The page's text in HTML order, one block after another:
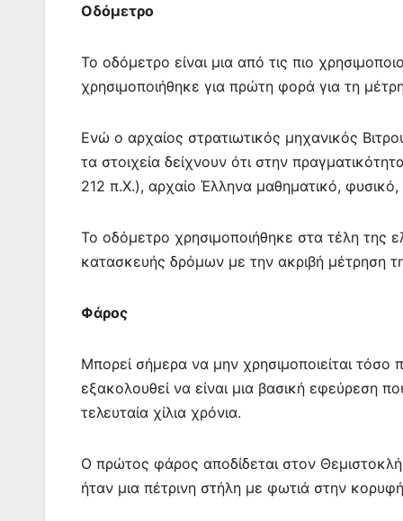
Οδόμετρο
Το οδόμετρο είναι μια από τις πιο
χρησιμοποιήθηκε για πρώτη φορά για τη
Ενώ ο αρχαίος στρατιωτικός μηχανικός
τα στοιχεία δείχνουν ότι στην
212 π.Χ.), αρχαίο Έλληνα μαθηματικό,
Το οδόμετρο χρησιμοποιήθηκε στα τέλη της
κατασκευής δρόμων με την ακριβή μέτρηση
Φάρος
Μπορεί σήμερα να μην χρησιμοποιείται
εξακολουθεί να είναι μια βασική εφεύρεση
τελευταία χίλια χρόνια.
Ο πρώτος φάρος αποδίδεται στον
ήταν μια πέτρινη στήλη με φωτιά στην